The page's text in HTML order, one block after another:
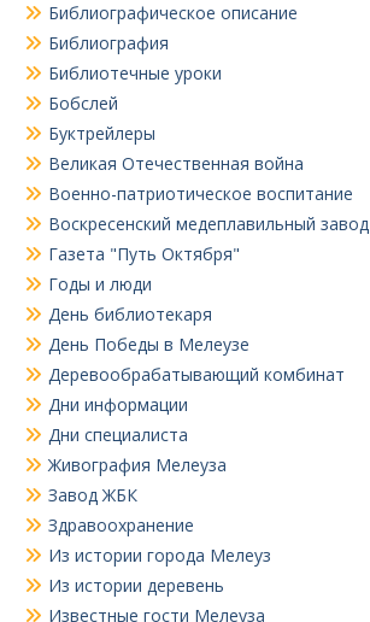
Библиографическое описание
Библиография
Библиотечные уроки
Бобслей
Буктрейлеры
Великая Отечественная война
Военно-патриотическое воспитание
Воскресенский медеплавильный завод
Газета "Путь Октября"
Годы и люди
День библиотекаря
День Победы в Мелеузе
Деревообрабатывающий комбинат
Дни информации
Дни специалиста
Живография Мелеуза
Завод ЖБК
Здравоохранение
Из истории города Мелеуз
Из истории деревень
Известные гости Мелеуза